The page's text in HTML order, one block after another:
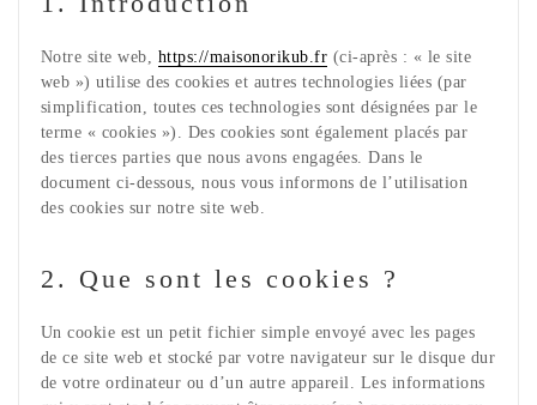
Notre site web, https://maisonorikub.fr (ci-après : « le site
web ») utilise des cookies et autres technologies liées (par
simplification, toutes ces technologies sont désignées par le
terme « cookies »). Des cookies sont également placés par
des tierces parties que nous avons engagées. Dans le
document ci-dessous, nous vous informons de l’utilisation
des cookies sur notre site web.
2. Que sont les cookies ?
Un cookie est un petit fichier simple envoyé avec les pages
de ce site web et stocké par votre navigateur sur le disque dur
de votre ordinateur ou d’un autre appareil. Les informations